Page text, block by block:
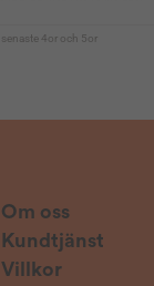
Om oss
Kundtjänst
Villkor